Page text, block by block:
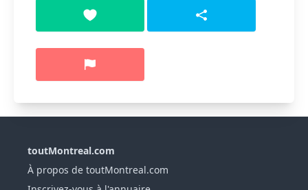
toutMontreal.com
À propos de toutMontreal.com